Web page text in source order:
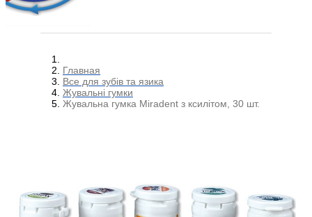
Главная
Все для зубів та язика
Жувальні гумки
Жувальна гумка Miradent з ксилітом, 30 шт.